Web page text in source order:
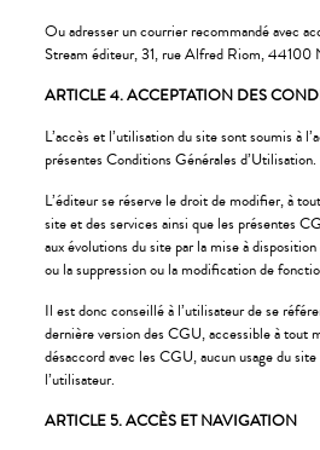
Ou adresser un courrier recommandé avec
Stream éditeur, 31, rue Alfred Riom, 44100
ARTICLE 4. ACCEPTATION DES
L’accès et l’utilisation du site sont soumis à
présentes Conditions Générales d’Utilisation.
L’éditeur se réserve le droit de modifier, à
site et des services ainsi que les présentes
aux évolutions du site par la mise à
ou la suppression ou la modification de
Il est donc conseillé à l’utilisateur de se
dernière version des CGU, accessible à tout
désaccord avec les CGU, aucun usage du
l’utilisateur.
ARTICLE 5. ACCÈS ET NAVIGATION